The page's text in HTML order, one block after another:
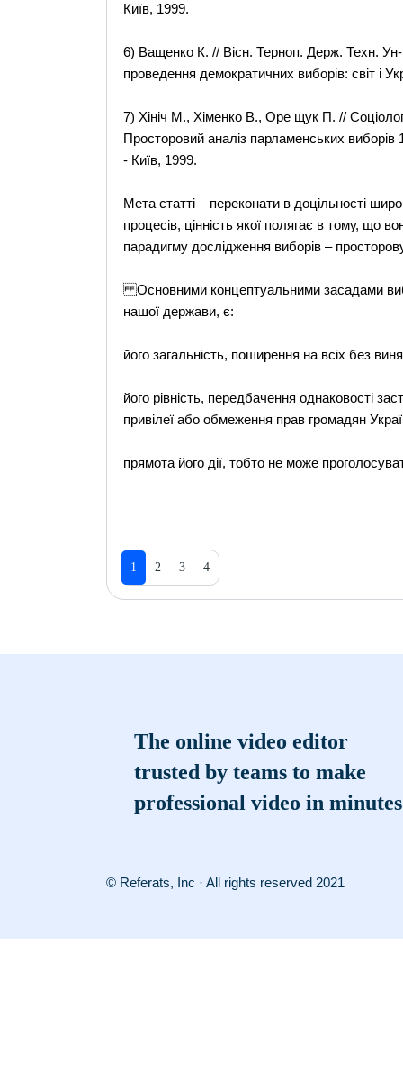
Київ, 1999.
6) Ващенко К. // Вісн. Терноп. Держ. Техн. Ун-
проведення демократичних виборів: світ і
7) Хініч М., Хіменко В., Оре щук П. //
Просторовий аналіз парламенських виборів
- Київ, 1999.
Мета статті – переконати в доцільності
процесів, цінність якої полягає в тому, що
парадигму дослідження виборів –
Основними концептуальними засадами
нашої держави, є:
його загальність, поширення на всіх без
його рівність, передбачення однаковості
привілеї або обмеження прав громадян
прямота його дії, тобто не може
1 2 3 4
The online video editor
trusted by teams to make
professional video in minutes
© Referats, Inc · All rights reserved 2021